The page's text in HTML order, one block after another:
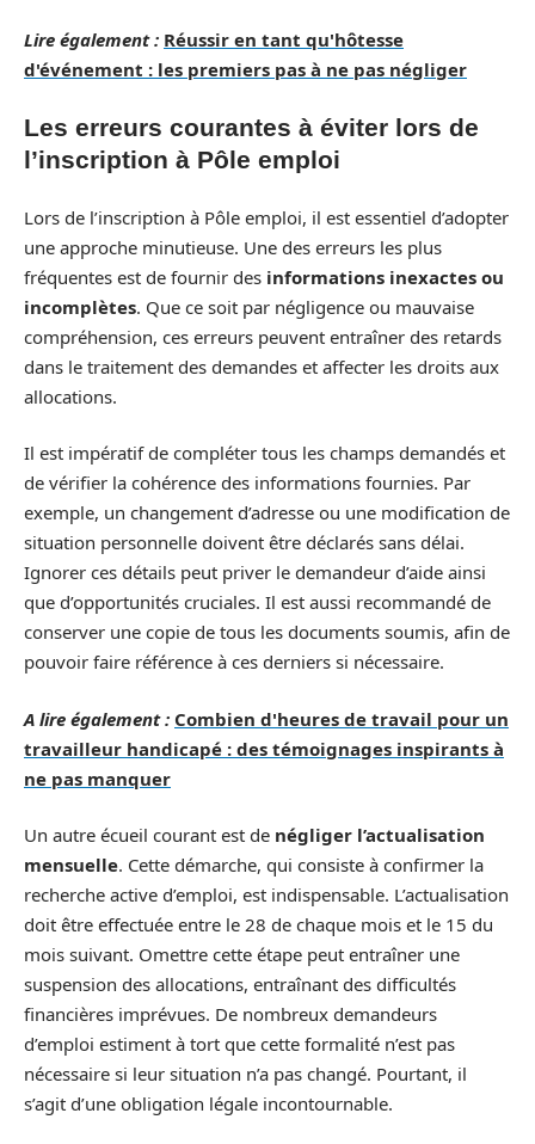
Lire également : Réussir en tant qu'hôtesse
d'événement : les premiers pas à ne pas négliger
Les erreurs courantes à éviter lors de
l’inscription à Pôle emploi
Lors de l’inscription à Pôle emploi, il est essentiel d’adopter
une approche minutieuse. Une des erreurs les plus
fréquentes est de fournir des informations inexactes ou
incomplètes. Que ce soit par négligence ou mauvaise
compréhension, ces erreurs peuvent entraîner des retards
dans le traitement des demandes et affecter les droits aux
allocations.
Il est impératif de compléter tous les champs demandés et
de vérifier la cohérence des informations fournies. Par
exemple, un changement d’adresse ou une modification de
situation personnelle doivent être déclarés sans délai.
Ignorer ces détails peut priver le demandeur d’aide ainsi
que d’opportunités cruciales. Il est aussi recommandé de
conserver une copie de tous les documents soumis, afin de
pouvoir faire référence à ces derniers si nécessaire.
A lire également : Combien d'heures de travail pour un
travailleur handicapé : des témoignages inspirants à
ne pas manquer
Un autre écueil courant est de négliger l’actualisation
mensuelle. Cette démarche, qui consiste à confirmer la
recherche active d’emploi, est indispensable. L’actualisation
doit être effectuée entre le 28 de chaque mois et le 15 du
mois suivant. Omettre cette étape peut entraîner une
suspension des allocations, entraînant des difficultés
financières imprévues. De nombreux demandeurs
d’emploi estiment à tort que cette formalité n’est pas
nécessaire si leur situation n’a pas changé. Pourtant, il
s’agit d’une obligation légale incontournable.